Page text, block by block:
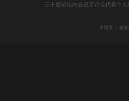
三十度论坛内会员言论仅代表个
小黑屋 极速